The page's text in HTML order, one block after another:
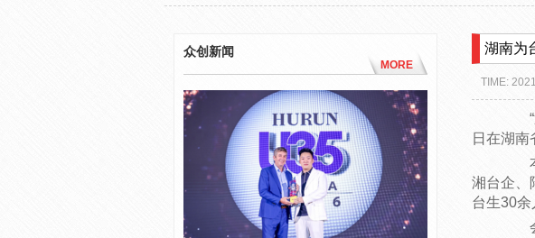
众创新闻
MORE
湖南为
TIME:
“逐
日在湖南
本
湘台企、
台生30余
会